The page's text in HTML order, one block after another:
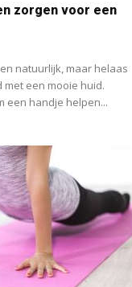
zorgen voor een
natuurlijk, maar helaas
een mooie huid.
een handje helpen...